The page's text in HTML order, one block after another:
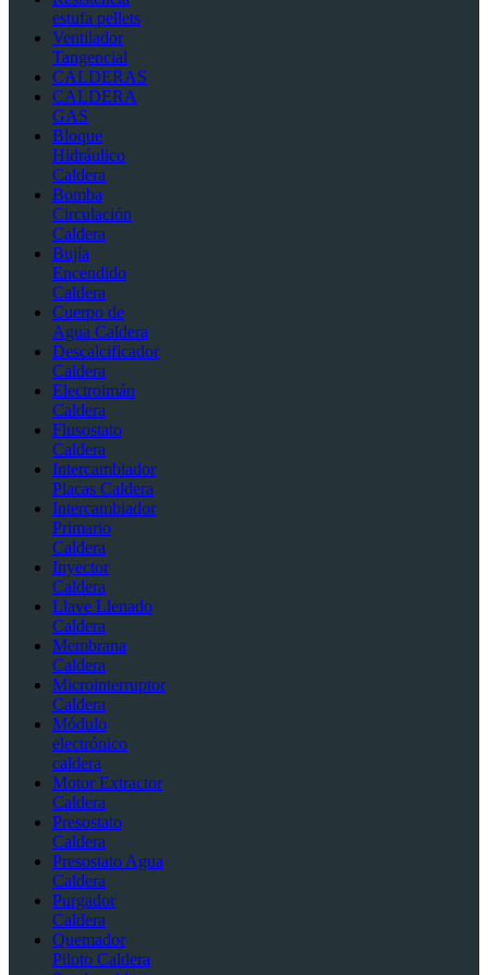
estufa pellets
Ventilador
Tangencial
CALDERAS
CALDERA
GAS
Bloque
Hidráulico
Caldera
Bomba
Circulación
Caldera
Bujía
Encendido
Caldera
Cuerpo de
Agua Caldera
Descalcificador
Caldera
Electroimán
Caldera
Flusostato
Caldera
Intercambiador
Placas Caldera
Intercambiador
Primario
Caldera
Inyector
Caldera
Llave Llenado
Caldera
Membrana
Caldera
Microinterruptor
Caldera
Módulo
electrónico
caldera
Motor Extractor
Caldera
Presostato
Caldera
Presostato Agua
Caldera
Purgador
Caldera
Quemador
Piloto Caldera